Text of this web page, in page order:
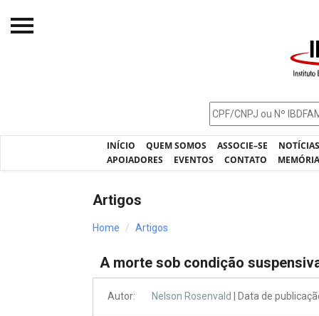
INÍCIO QUEM SOMOS ASSOCIE–SE
APOIADORES
EVENTOS CONTATO
Processos - IBDFAM
Artigos
Home Artigos
A morte sob condição
Autor: Nelson Rosenvald | Data de